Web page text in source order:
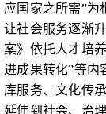
应国家之所需”
让社会服务逐渐
案》依托人才培
进成果转化”等内
库服务、文化传
延伸到社会、治